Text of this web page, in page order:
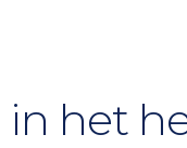
in het